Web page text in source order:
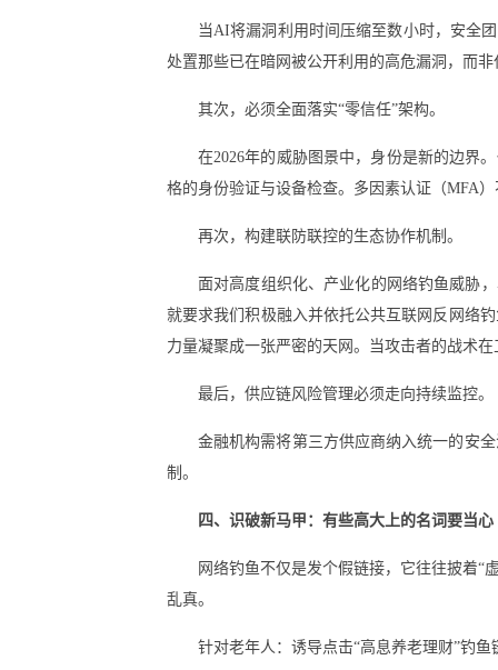
当AI将漏洞利用时间压缩至数小时，安全
处置那些已在暗网被公开利用的高危漏洞，而
其次，必须全面落实“零信任”架构。
在2026年的威胁图景中，身份是新的边界
格的身份验证与设备检查。多因素认证（MFA
再次，构建联防联控的生态协作机制。
面对高度组织化、产业化的网络钓鱼威胁
就要求我们积极融入并依托公共互联网反网络
力量凝聚成一张严密的天网。当攻击者的战术
最后，供应链风险管理必须走向持续监控。
金融机构需将第三方供应商纳入统一的安
制。
四、识破新马甲：有些高大上的名词要当心
网络钓鱼不仅是发个假链接，它往往披着“
乱真。
针对老年人：诱导点击“高息养老理财”钓